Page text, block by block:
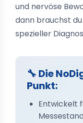
und nervöse
dann brauchst
spezieller
🔧 Die
Punkt:
Entwickelt